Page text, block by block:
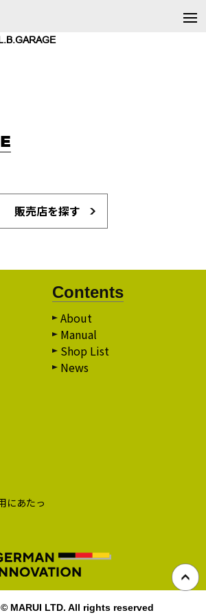
販売店を探す
Contents
About
Manual
Shop List
News
にあたっ
MARUI LTD. All rights reserved